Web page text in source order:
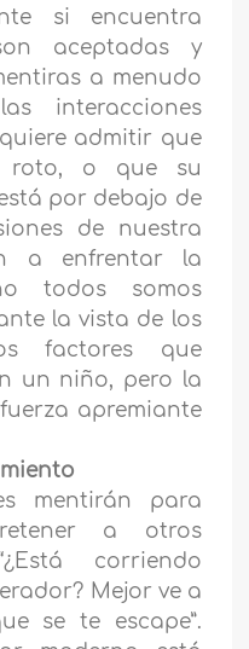
si encuentra
aceptadas y
a menudo
interacciones
admitir que
roto, o que su
por debajo de
de nuestra
a enfrentar la
todos somos
la vista de los
factores que
un niño, pero la
apremiante
mentirán para
a otros
corriendo
Mejor ve a
se te escape”.